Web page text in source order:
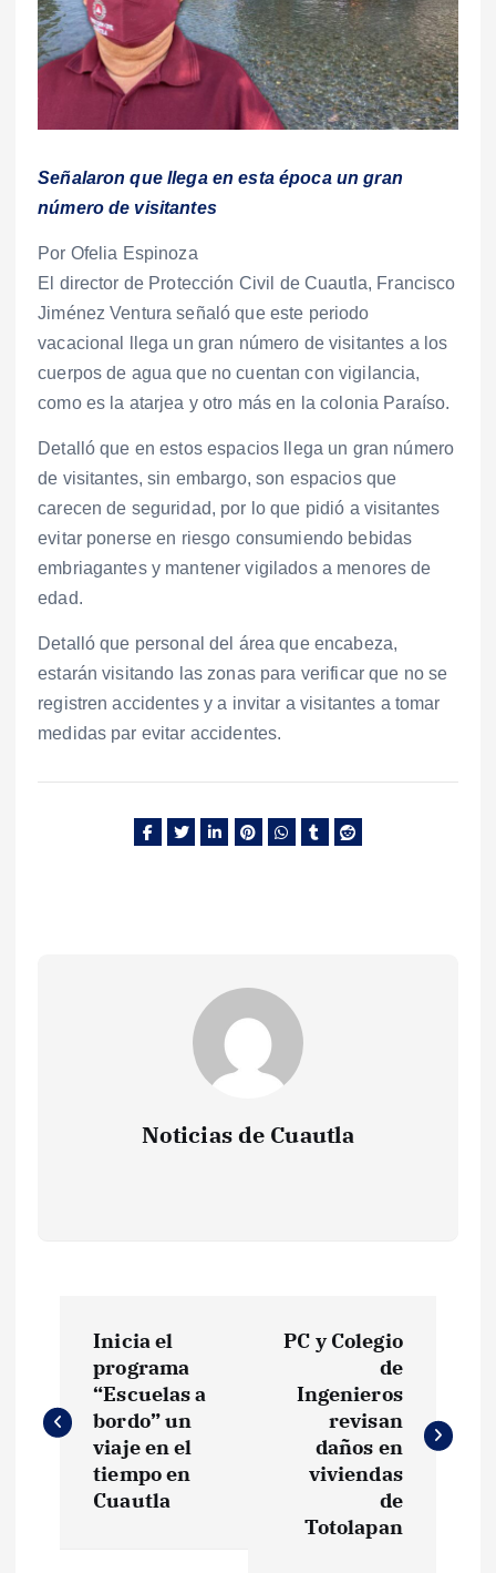
Señalaron que llega en esta época un gran
número de visitantes
Por Ofelia Espinoza
El director de Protección Civil de Cuautla, Francisco
Jiménez Ventura señaló que este periodo
vacacional llega un gran número de visitantes a los
cuerpos de agua que no cuentan con vigilancia,
como es la atarjea y otro más en la colonia Paraíso.
Detalló que en estos espacios llega un gran número
de visitantes, sin embargo, son espacios que
carecen de seguridad, por lo que pidió a visitantes
evitar ponerse en riesgo consumiendo bebidas
embriagantes y mantener vigilados a menores de
edad.
Detalló que personal del área que encabeza,
estarán visitando las zonas para verificar que no se
registren accidentes y a invitar a visitantes a tomar
medidas par evitar accidentes.
Noticias de Cuautla
v
Inicia el
programa
“Escuelas a
bordo” un
viaje en el
tiempo en
Cuautla
PC y Colegio
de
Ingenieros
revisan
daños en
viviendas
de
Totolapan